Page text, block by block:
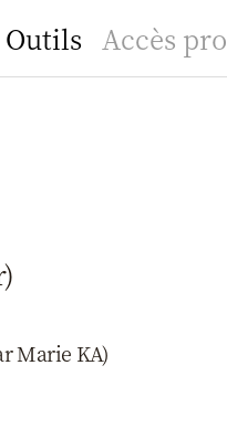
Outils Accès pro
Marie KA)